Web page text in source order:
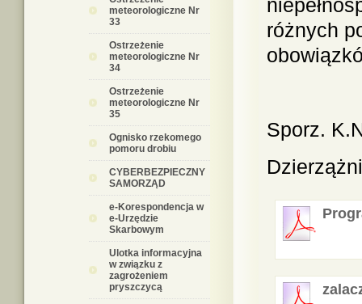
meteorologiczne Nr
33
Ostrzeżenie
meteorologiczne Nr
34
Ostrzeżenie
meteorologiczne Nr
35
Ognisko rzekomego
pomoru drobiu
CYBERBEZPIECZNY
SAMORZĄD
e-Korespondencja w
e-Urzędzie
Skarbowym
Ulotka informacyjna
w związku z
zagrożeniem
pryszczycą
różnych
Sporz.